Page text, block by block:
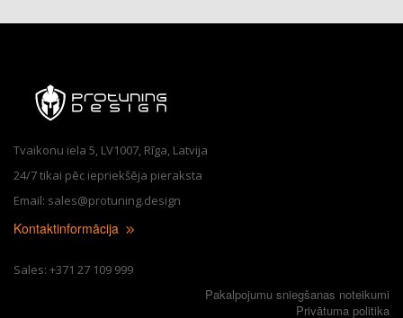
Tvaikonu iela 5, LV1007, Rīga, Latvija
24/7 tikai pēc iepriekšēja pieraksta
Email: sales@protuning.design
Kontaktinformācija
Sales: +371 27 109 999
Pakalpojumu sniegšanas noteikumi
Privātuma politika